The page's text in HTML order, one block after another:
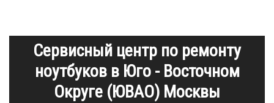
Сервисный центр по ремонту
ноутбуков в Юго - Восточном
Округе (ЮВАО) Москвы